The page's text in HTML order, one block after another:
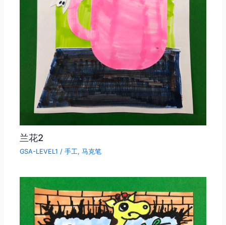
兰花2
GSA-LEVEL1 /手工,马克笔